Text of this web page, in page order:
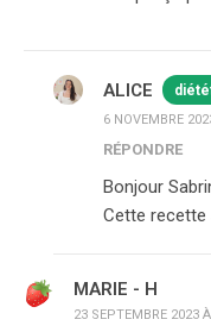
ALICE
6 NOVEMBRE
RÉPONDRE
Bonjour
Cette recette
MARIE - H
23 SEPTEMBRE 2023